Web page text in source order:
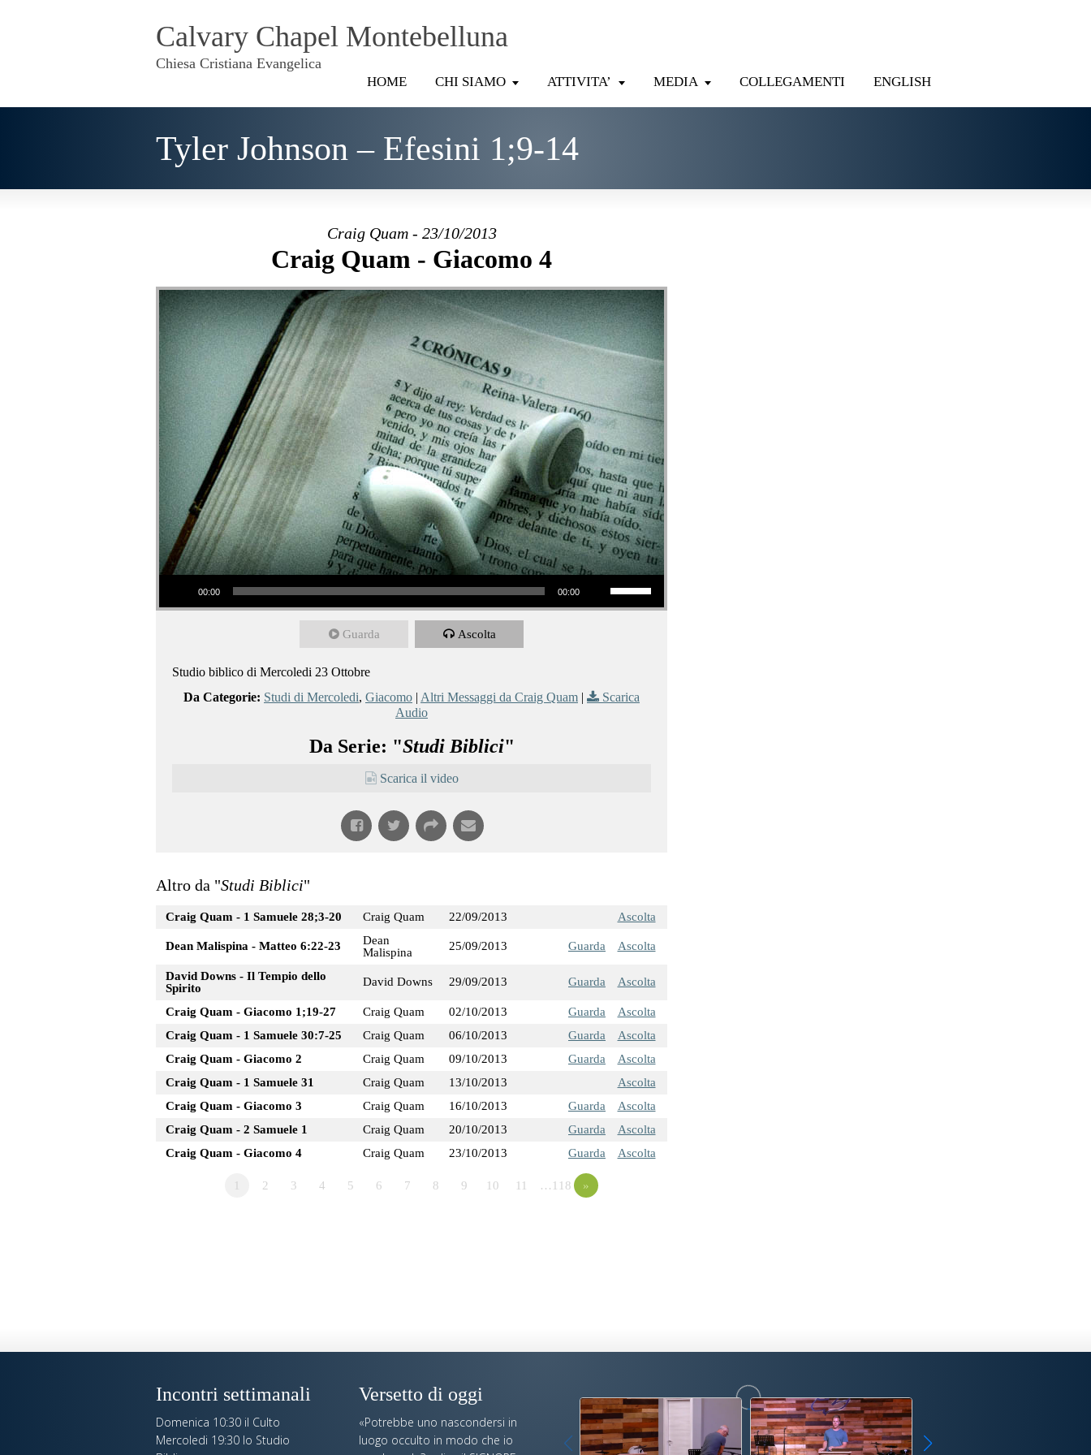
Calvary Chapel Montebelluna
Chiesa Cristiana Evangelica
HOME CHI SIAMO ATTIVITA’ MEDIA COLLEGAMENTI ENGLISH
Tyler Johnson – Efesini 1;9-14
Craig Quam - 23/10/2013
Craig Quam - Giacomo 4
Audio Player
00:00 00:00
Usa i tasti freccia su/giù per aumentare o diminuire il volume.
Guarda Ascolta
Studio biblico di Mercoledi 23 Ottobre
Da Categorie: Studi di Mercoledi, Giacomo | Altri Messaggi da Craig Quam |
Scarica
Audio
Da Serie: "Studi Biblici"
Scarica il video
Altro da "Studi Biblici"
Craig Quam - 1 Samuele 28;3-20 Craig Quam 22/09/2013 Ascolta
Dean Malispina - Matteo 6:22-23
Dean
Malispina
25/09/2013 Guarda Ascolta
David Downs - Il Tempio dello
Spirito
David Downs 29/09/2013 Guarda Ascolta
Craig Quam - Giacomo 1;19-27 Craig Quam 02/10/2013 Guarda
Ascolta
Craig Quam - 1 Samuele 30:7-25
Craig Quam 06/10/2013 Guarda
Ascolta
Craig Quam - Giacomo 2
Craig Quam 09/10/2013 Guarda
Ascolta
Craig Quam - 1 Samuele 31
Craig Quam 13/10/2013
Ascolta
Craig Quam - Giacomo 3
Craig Quam 16/10/2013 Guarda
Ascolta
Craig Quam - 2 Samuele 1
Craig Quam 20/10/2013 Guarda
Ascolta
Craig Quam - Giacomo 4
Craig Quam 23/10/2013 Guarda Ascolta
2 3 4 5 6 7 8 9 10 11 …118 »
Incontri settimanali
Domenica 10:30 il Culto
Mercoledi 19:30 lo Studio
Versetto di oggi
«Potrebbe uno nascondersi in
luogo occulto in modo che io